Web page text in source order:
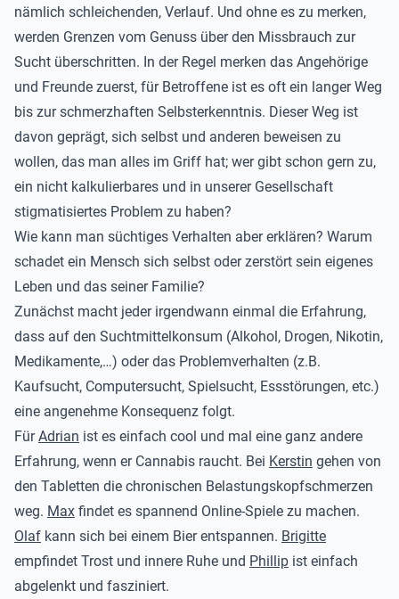
nämlich schleichenden, Verlauf. Und ohne es zu merken,
werden Grenzen vom Genuss über den Missbrauch zur
Sucht überschritten. In der Regel merken das Angehörige
und Freunde zuerst, für Betroffene ist es oft ein langer Weg
bis zur schmerzhaften Selbsterkenntnis. Dieser Weg ist
davon geprägt, sich selbst und anderen beweisen zu
wollen, das man alles im Griff hat; wer gibt schon gern zu,
ein nicht kalkulierbares und in unserer Gesellschaft
stigmatisiertes Problem zu haben?
Wie kann man süchtiges Verhalten aber erklären? Warum
schadet ein Mensch sich selbst oder zerstört sein eigenes
Leben und das seiner Familie?
Zunächst macht jeder irgendwann einmal die Erfahrung,
dass auf den Suchtmittelkonsum (Alkohol, Drogen, Nikotin,
Medikamente,…) oder das Problemverhalten (z.B.
Kaufsucht, Computersucht, Spielsucht, Essstörungen, etc.)
eine angenehme Konsequenz folgt.
FürAdrian ist es einfach cool und mal eine ganz andere
Erfahrung, wenn er Cannabis raucht. Bei Kerstin gehen von
den Tabletten die chronischen Belastungskopfschmerzen
weg. Max findet es spannend Online-Spiele zu machen.
Olaf kann sich bei einem Bier entspannen. Brigitte
empfindet Trost und innere Ruhe und Phillip ist einfach
abgelenkt und fasziniert.